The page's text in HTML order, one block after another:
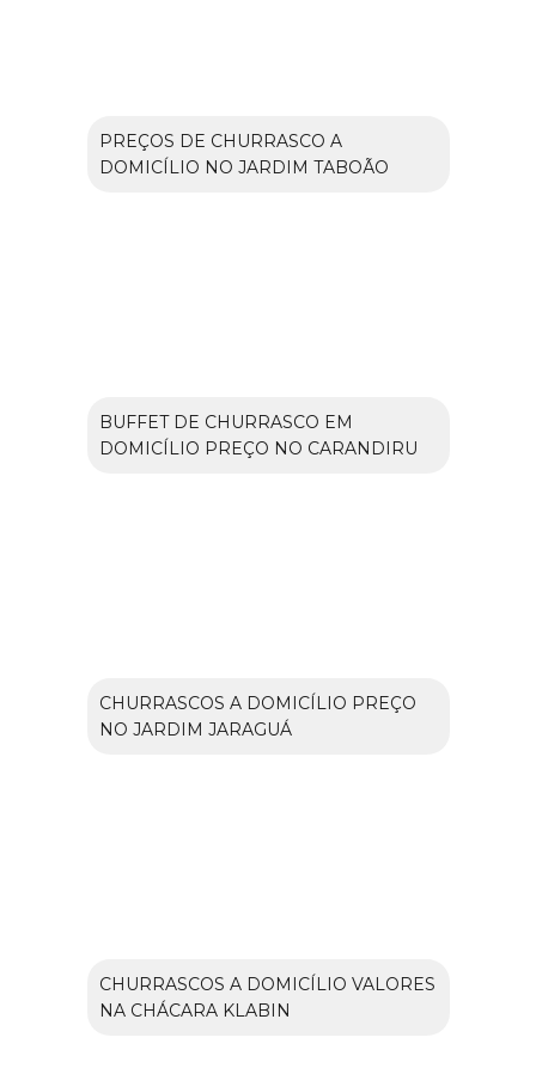
PREÇOS DE CHURRASCO A
DOMICÍLIO NO JARDIM TABOÃO
BUFFET DE CHURRASCO EM
DOMICÍLIO PREÇO NO CARANDIRU
CHURRASCOS A DOMICÍLIO PREÇO
NO JARDIM JARAGUÁ
CHURRASCOS A DOMICÍLIO VALORES
NA CHÁCARA KLABIN